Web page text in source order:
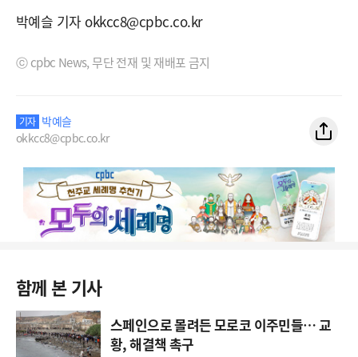
박예슬 기자 okkcc8@cpbc.co.kr
ⓒ cpbc News, 무단 전재 및 재배포 금지
기자 박예슬
okkcc8@cpbc.co.kr
함께 본 기사
스페인으로 몰려든 모로코 이주민들… 교
황, 해결책 촉구